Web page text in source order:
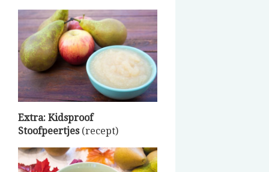
Extra: Kidsproof
Stoofpeertjes (recept)